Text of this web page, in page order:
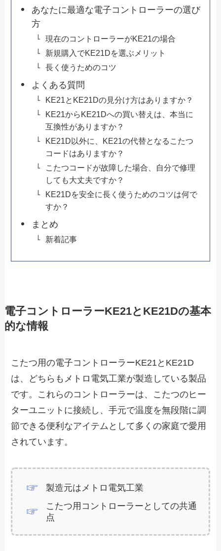
あなたに最適な電子コントローラーの選び
方
現在のコントローラーがKE21の場合
新規購入でKE21Dを選ぶメリット
長く使うためのコツ
よくある質問
KE21とKE21Dの見分け方はありますか？
KE21からKE21Dへの買い替えは、本当に
互換性がありますか？
KE21D以外に、KE21の代替となるこたつ
コードはありますか？
こたつコードが故障した場合、自分で修理
しても大丈夫ですか？
KE21Dを安全に長く使うためのコツは何で
すか？
まとめ
新着記事
電子コントローラーKE21とKE21Dの基本
的な情報
こたつ用の電子コントローラーKE21とKE21D
は、どちらもメトロ電気工業が製造している製品
です。これらのコントローラーは、こたつのヒー
ターユニットに接続し、手元で温度を無段階に調
節できる便利なアイテムとして多くの家庭で愛用
されています。
製造元はメトロ電気工業
こたつ用コントローラーとしての共通
点